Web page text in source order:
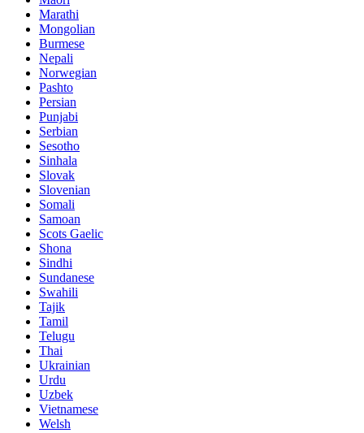
Marathi
Mongolian
Burmese
Nepali
Norwegian
Pashto
Persian
Punjabi
Serbian
Sesotho
Sinhala
Slovak
Slovenian
Somali
Samoan
Scots Gaelic
Shona
Sindhi
Sundanese
Swahili
Tajik
Tamil
Telugu
Thai
Ukrainian
Urdu
Uzbek
Vietnamese
Welsh